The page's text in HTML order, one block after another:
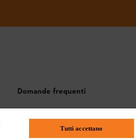
Domande frequenti
Batterie e attrezzi elettrici
Tutti accettano